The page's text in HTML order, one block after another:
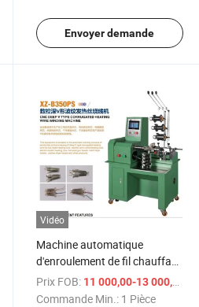
Envoyer demande
Vidéo
Machine automatique
d'enroulement de fil chauffant
en forme de U
Prix FOB: 11 000,00-13 000,00 $US
Commande Min.: 1 Pièce